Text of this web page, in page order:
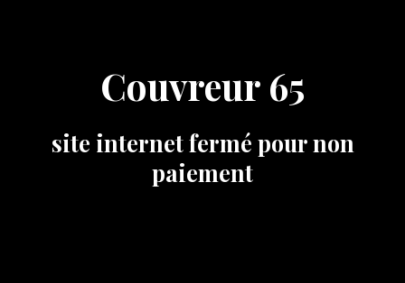
Couvreur 65
site internet fermé pour non
paiement